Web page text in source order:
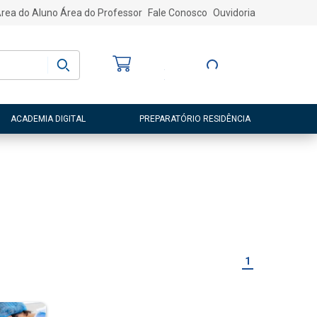
do Aluno Área do Professor Fale Conosco Ouvidoria
Entre ou Cadastre-
ACADEMIA DIGITAL PREPARATÓRIO RESIDÊNCIA
1